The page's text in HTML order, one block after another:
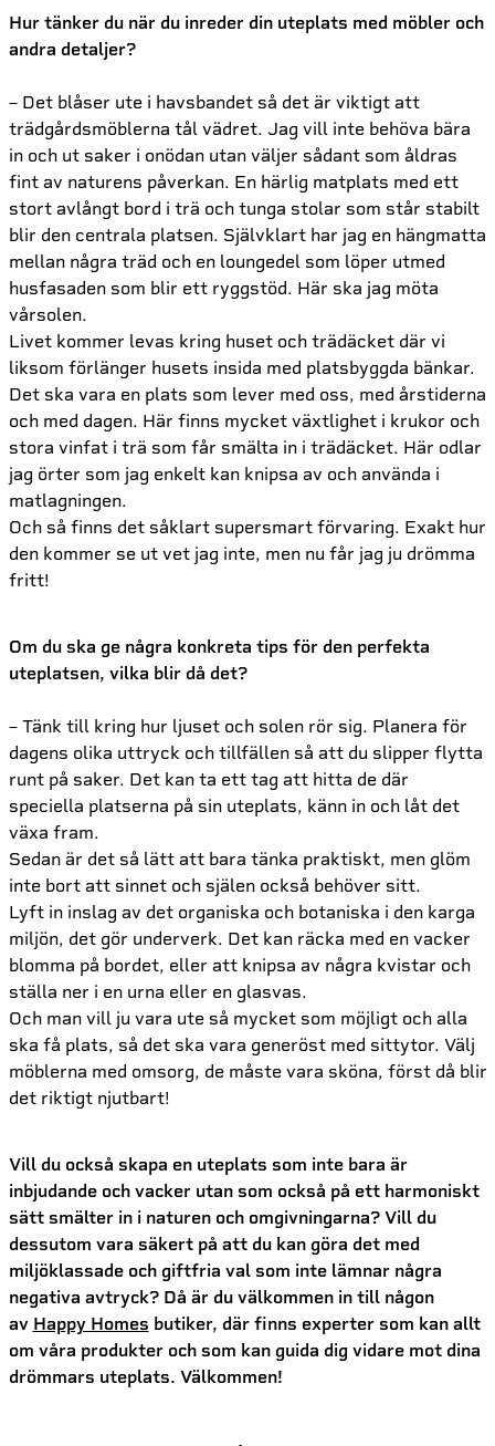
Hur tänker du när du inreder din uteplats med möbler och
andra detaljer?
– Det blåser ute i havsbandet så det är viktigt att
trädgårdsmöblerna tål vädret. Jag vill inte behöva bära
in och ut saker i onödan utan väljer sådant som åldras
fint av naturens påverkan. En härlig matplats med ett
stort avlångt bord i trä och tunga stolar som står stabilt
blir den centrala platsen. Självklart har jag en hängmatta
mellan några träd och en loungedel som löper utmed
husfasaden som blir ett ryggstöd. Här ska jag möta
vårsolen.
Livet kommer levas kring huset och trädäcket där vi
liksom förlänger husets insida med platsbyggda bänkar.
Det ska vara en plats som lever med oss, med årstiderna
och med dagen. Här finns mycket växtlighet i krukor och
stora vinfat i trä som får smälta in i trädäcket. Här odlar
jag örter som jag enkelt kan knipsa av och använda i
matlagningen.
Och så finns det såklart supersmart förvaring. Exakt hur
den kommer se ut vet jag inte, men nu får jag ju drömma
fritt!
Om du ska ge några konkreta tips för den perfekta
uteplatsen, vilka blir då det?
– Tänk till kring hur ljuset och solen rör sig. Planera för
dagens olika uttryck och tillfällen så att du slipper flytta
runt på saker. Det kan ta ett tag att hitta de där
speciella platserna på sin uteplats, känn in och låt det
växa fram.
Sedan är det så lätt att bara tänka praktiskt, men glöm
inte bort att sinnet och själen också behöver sitt.
Lyft in inslag av det organiska och botaniska i den karga
miljön, det gör underverk. Det kan räcka med en vacker
blomma på bordet, eller att knipsa av några kvistar och
ställa ner i en urna eller en glasvas.
Och man vill ju vara ute så mycket som möjligt och alla
ska få plats, så det ska vara generöst med sittytor. Välj
möblerna med omsorg, de måste vara sköna, först då blir
det riktigt njutbart!
Vill du också skapa en uteplats som inte bara är
inbjudande och vacker utan som också på ett harmoniskt
sätt smälter in i naturen och omgivningarna? Vill du
dessutom vara säkert på att du kan göra det med
miljöklassade och giftfria val som inte lämnar några
negativa avtryck? Då är du välkommen in till någon
av Happy Homes butiker, där finns experter som kan allt
om våra produkter och som kan guida dig vidare mot dina
drömmars uteplats. Välkommen!